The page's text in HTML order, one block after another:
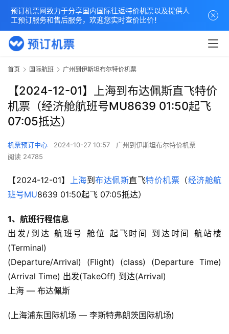
首页 国际航班 广州到伊斯坦布尔特价机票
【2024-12-01】上海到布达佩斯直飞特价
机票（经济舱航班号MU8639 01:50起飞
07:05抵达）
机票预订中心 2024-10-27 10:57
广州到伊斯坦布尔特价机票
阅读 24785
【2024-12-01】 上海到 布达佩斯直飞特价机票 （经济舱航
班号MU8639 01:50起飞 07:05抵达）
1、航班行程信息
出发/到达 航班号 舱位 起飞时间 到达时间 航站楼
(Terminal)
(Departure/Arrival) (Flight) (class) (Departure Time)
(Arrival Time) 出发(TakeOff) 到达(Arrival)
上海 — 布达佩斯
(上海浦东国际机场 — 李斯特弗朗茨国际机场)
预订机票网致力于分享国内国际往返特价机票以及提供人
工预订服务和售后服务，欢迎您实时查价比价！